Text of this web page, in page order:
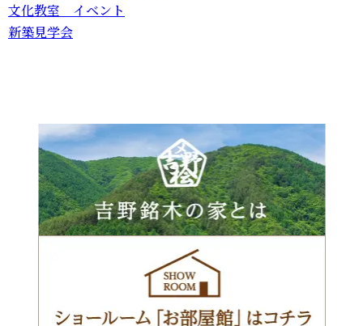
文化教室 イベント
新築見学会